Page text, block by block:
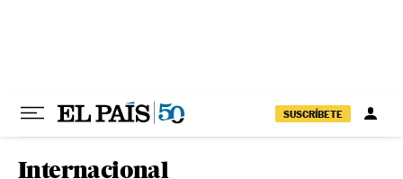
SUSCRÍBETE
Internacional